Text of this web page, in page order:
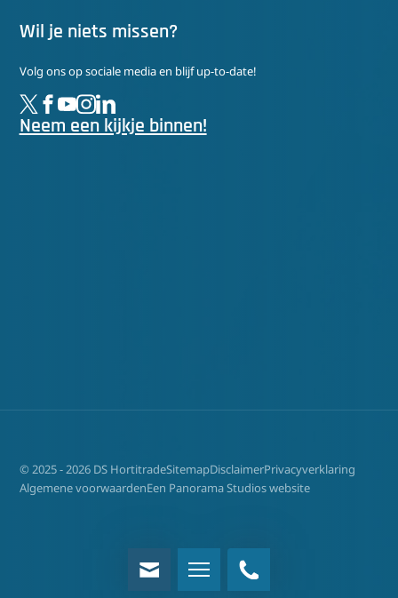
Wil je niets missen?
Volg ons op sociale media en blijf up-to-date!
Neem een kijkje binnen!
© 2025 - 2026 DS HortitradeSitemapDisclaimerPrivacyverklaring
Algemene voorwaardenEen Panorama Studios website